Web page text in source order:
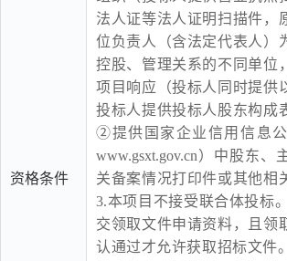
资格条件
法人证等法人证明扫描件，
位负责人（含法定代表人）
控股、管理关系的不同单位
项目响应（投标人同时提
投标人提供投标人股东构成
②提供国家企业信用信息公
www.gsxt.gov.cn）中股东、
关备案情况打印件或其他相
3.本项目不接受联合体投标
交领取文件申请资料，且领
认通过才允许获取招标文件